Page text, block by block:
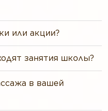
или акции?
занятия школы?
в вашей